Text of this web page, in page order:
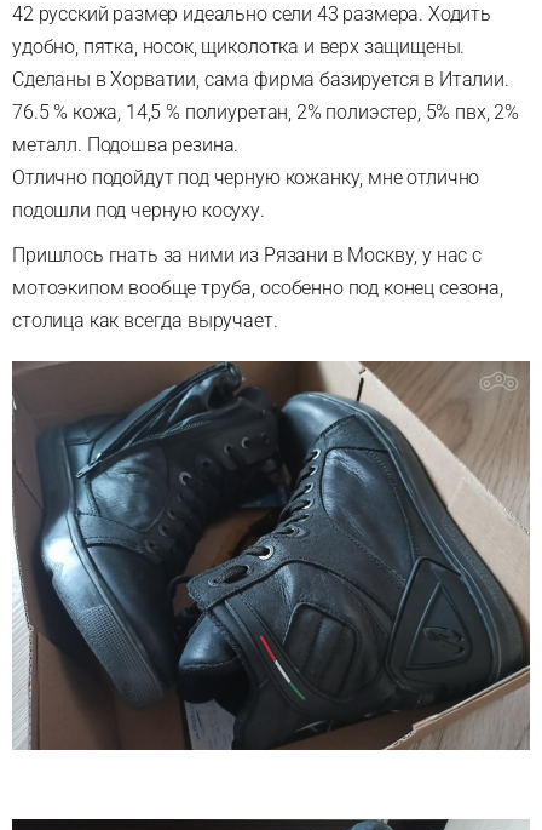
42 русский размер идеально сели 43 размера. Ходить
удобно, пятка, носок, щиколотка и верх защищены.
Сделаны в Хорватии, сама фирма базируется в Италии.
76.5 % кожа, 14,5 % полиуретан, 2% полиэстер, 5% пвх, 2%
металл. Подошва резина.
Отлично подойдут под черную кожанку, мне отлично
подошли под черную косуху.
Пришлось гнать за ними из Рязани в Москву, у нас с
мотоэкипом вообще труба, особенно под конец сезона,
столица как всегда выручает.